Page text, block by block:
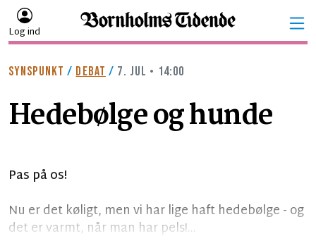
Log ind
SYNSPUNKT / DEBAT / 7. JUL • 14:00
Hedebølge og hunde
Pas på os!
Nu er det køligt, men vi har lige haft hedebølge - og
det er varmt, når man har pels!...